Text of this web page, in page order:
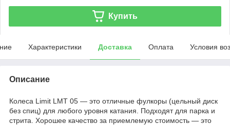
Купить
Характеристики Доставка Оплата Условия
Описание
Колеса Limit LMT 05 — это отличные фулкоры (цельный диск
без спиц) для любого уровня катания. Подходят для парка и
стрита. Хорошее качество за приемлемую стоимость — это